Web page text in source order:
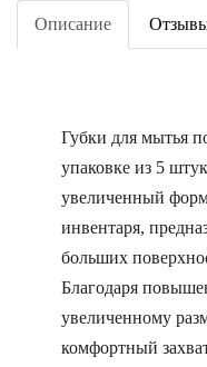
Описание
Губки для мытья
упаковке из 5
увеличенный
инвентаря,
больших
Благодаря
увеличенному
комфортный